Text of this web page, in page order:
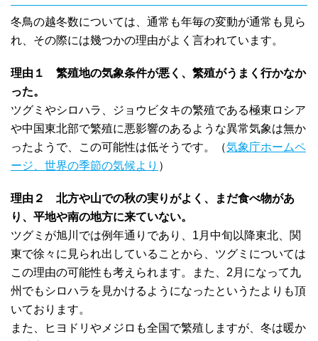
冬鳥の越冬数については、通常も年毎の変動が通常も見ら
れ、その際には幾つかの理由がよく言われています。
理由１ 繁殖地の気象条件が悪く、繁殖がうまく行かなか
った。
ツグミやシロハラ、ジョウビタキの繁殖である極東ロシア
や中国東北部で繁殖に悪影響のあるような異常気象は無か
ったようで、この可能性は低そうです。（気象庁ホームペ
ージ、世界の季節の気候より ）
理由２ 北方や山での秋の実りがよく、まだ食べ物があ
り、平地や南の地方に来ていない。
ツグミが旭川では例年通りであり、1月中旬以降東北、関
東で徐々に見られ出していることから、ツグミについては
この理由の可能性も考えられます。また、2月になって九
州でもシロハラを見かけるようになったというたよりも頂
いております。
また、ヒヨドリやメジロも全国で繁殖しますが、冬は暖か